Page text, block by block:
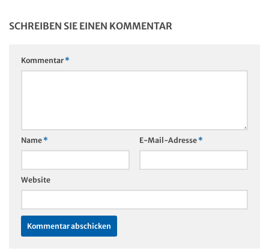
SCHREIBEN SIE EINEN KOMMENTAR
Kommentar *
Name * E-Mail-Adresse *
Website